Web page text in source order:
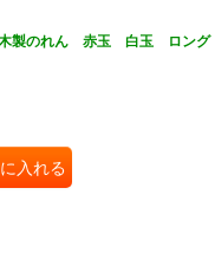
木製のれん 赤玉 白玉 ロン
入れる